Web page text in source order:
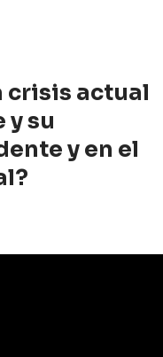
crisis actual
y su
y en el